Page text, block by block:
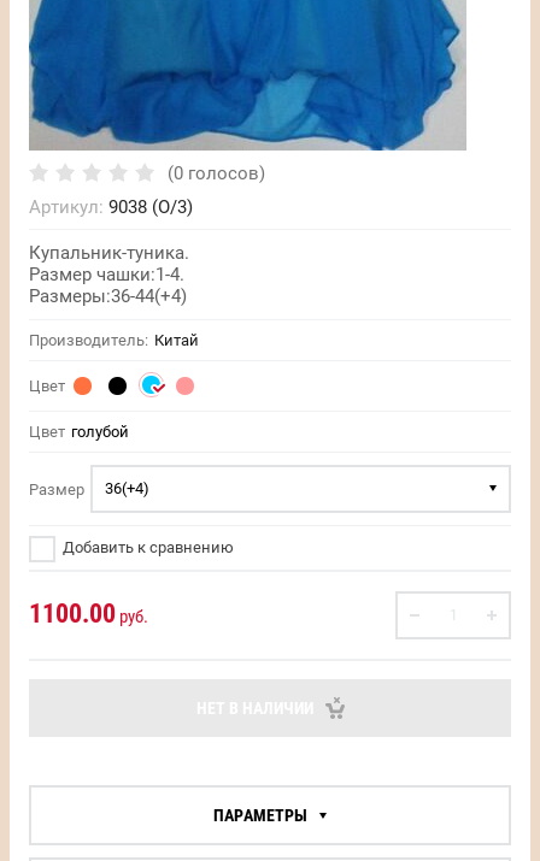
(0 голосов)
Артикул: 9038 (O/3)
Купальник-туника.
Размер чашки:1-4.
Размеры:36-44(+4)
Производитель: Китай
Цвет
Цвет голубой
Размер 36(+4)
Добавить к сравнению
1100.00 руб.
ПАРАМЕТРЫ